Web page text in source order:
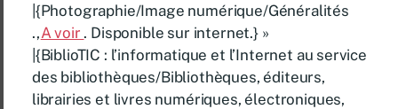
|{Photographie/Image numérique/Généralités
.,A voir . Disponible sur internet.} »
|{BiblioTIC : l’informatique et l’Internet au service
des bibliothèques/Bibliothèques, éditeurs,
librairies et livres numériques, électroniques,